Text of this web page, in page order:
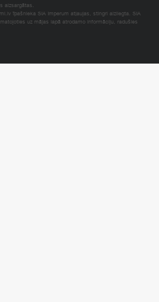
aizsargātas.
īpašnieka SIA Imperum atļaujas, stingri aizliegta. SIA
uz mājas lapā atrodamo informāciju, radušies